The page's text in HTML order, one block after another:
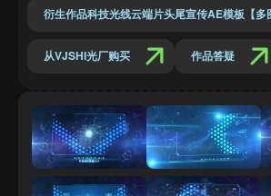
衍生作品科技光线云端片头尾宣传AE模板【多
从VJSHI光厂购买 作品答疑